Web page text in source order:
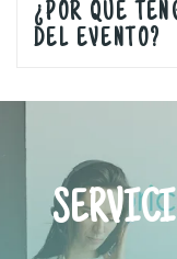
¿POR QUÉ
DEL EVENTO?